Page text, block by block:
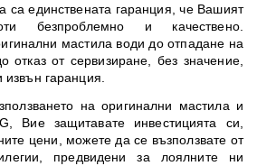
са единствената гаранция, че Вашият
безпроблемно и качествено.
мастила води до отпадане на
отказ от сервизиране, без значение,
гаранция.
на оригинални мастила и
Вие защитавате инвестицията си,
цени, можете да се възползвате от
предвидени за лоялните ни